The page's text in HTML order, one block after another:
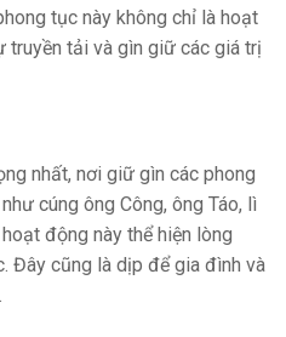
tục này không chỉ là hoạt
truyền tải và gìn giữ các giá trị
nhất, nơi giữ gìn các phong
cúng ông Công, ông Táo, lì
động này thể hiện lòng
Đây cũng là dịp để gia đình và